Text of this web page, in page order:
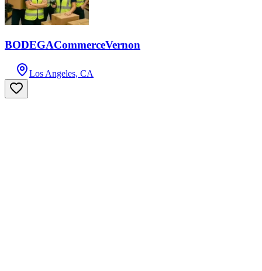
BODEGACommerceVernon
Los Angeles, CA